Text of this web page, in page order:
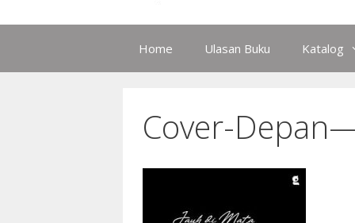
Home Ulasan Buku Katalog
Cover-